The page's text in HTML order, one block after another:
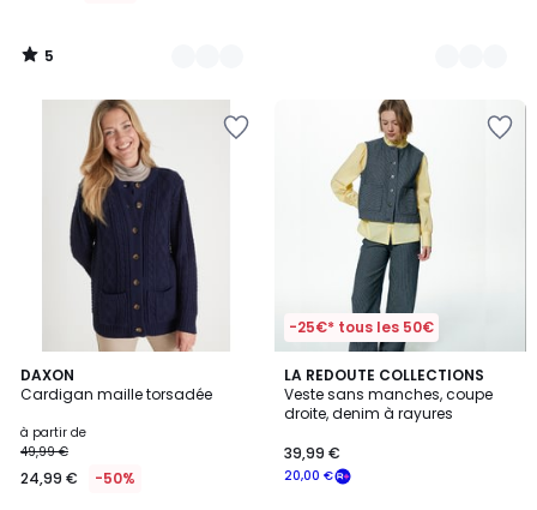
5
/
DAXON
Cardigan maille torsadée
à partir de
49,99 €
24,99 € -50%
4,8
/ 5
4
Couleurs
-25€* tous les 50€
LA REDOUTE COLLECTIONS
Veste sans manches, coupe
droite, denim à rayures
20,00 €
39,99 €
3,5
/ 5